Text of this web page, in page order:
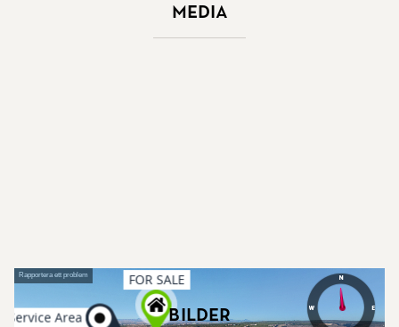
Media
Bilder